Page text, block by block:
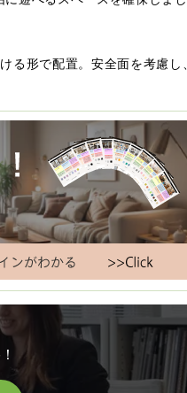
る形で配置。安全面を考慮し
！